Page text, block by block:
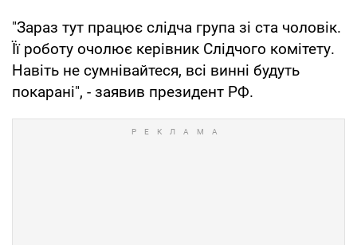
"Зараз тут працює слідча група зі ста чоловік.
Її роботу очолює керівник Слідчого комітету.
Навіть не сумнівайтеся, всі винні будуть
покарані", - заявив президент РФ.